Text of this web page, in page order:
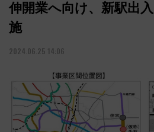
伸開業へ向け、新駅出
施
2024.06.25 14:06